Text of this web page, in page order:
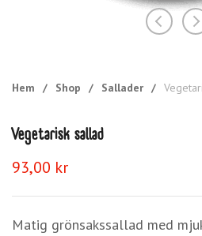
Hem / Shop / Sallader /
Vegetarisk sallad
93,00 kr
Matig grönsakssallad med